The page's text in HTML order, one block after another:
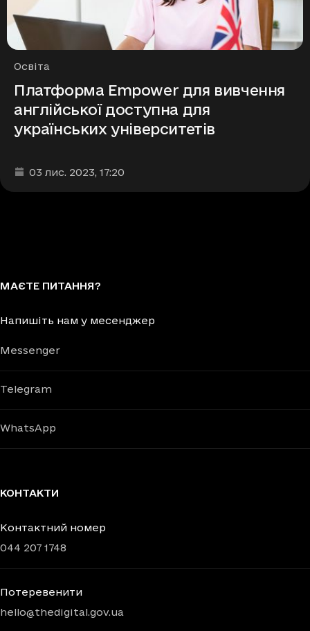
Рубрики
Освіта
Платформа Empower для вивчення
англійської доступна для
українських університетів
Дата та час публікації
03 лис. 2023, 17:20
МАЄТЕ ПИТАННЯ?
Напишіть нам у месенджер
Messenger
Telegram
WhatsApp
КОНТАКТИ
Контактний номер
044 207 1748
Потеревенити
hello@thedigital.gov.ua